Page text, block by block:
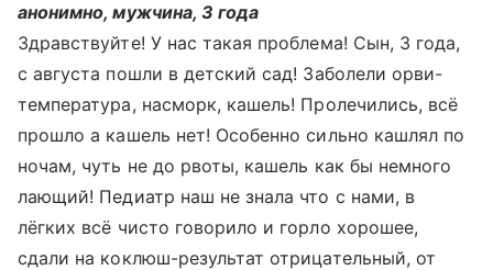
анонимно, мужчина, 3 года
Здравствуйте! У нас такая проблема! Сын, 3 года,
с августа пошли в детский сад! Заболели орви-
температура, насморк, кашель! Пролечились, всё
прошло а кашель нет! Особенно сильно кашлял по
ночам, чуть не до рвоты, кашель как бы немного
лающий! Педиатр наш не знала что с нами, в
лёгких всё чисто говорило и горло хорошее,
сдали на коклюш-результат отрицательный, от